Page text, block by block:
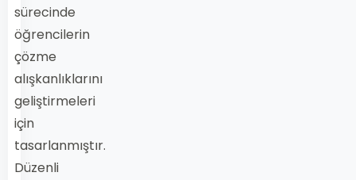
sürecinde
öğrencilerin
çözme
alışkanlıklarını
geliştirmeleri
için
tasarlanmıştır.
Düzenli